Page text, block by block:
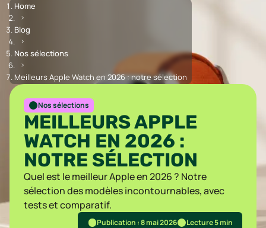
Home
Blog
Nos sélections
Meilleurs Apple Watch en 2026 : notre sélection
Nos sélections
MEILLEURS APPLE
WATCH EN 2026 :
NOTRE SÉLECTION
Quel est le meilleur Apple en 2026 ? Notre
sélection des modèles incontournables, avec
tests et comparatif.
Publication : 8 mai 2026 Lecture 5 min